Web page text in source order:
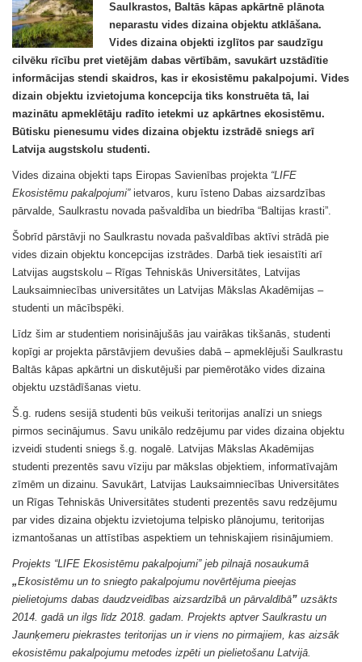
Saulkrastos, Baltās kāpas apkārtnē plānota
neparastu vides dizaina objektu atklāšana.
Vides dizaina objekti izglītos par saudzīgu
cilvēku rīcību pret vietējām dabas vērtībām, savukārt uzstādītie
informācijas stendi skaidros, kas ir ekosistēmu pakalpojumi. Vides
dizain objektu izvietojuma koncepcija tiks konstruēta tā, lai
mazinātu apmeklētāju radīto ietekmi uz apkārtnes ekosistēmu.
Būtisku pienesumu vides dizaina objektu izstrādē sniegs arī
Latvija augstskolu studenti.
Vides dizaina objekti taps Eiropas Savienības projekta “LIFE
Ekosistēmu pakalpojumi” ietvaros, kuru īsteno Dabas aizsardzības
pārvalde, Saulkrastu novada pašvaldība un biedrība “Baltijas krasti”.
Šobrīd pārstāvji no Saulkrastu novada pašvaldības aktīvi strādā pie
vides dizain objektu koncepcijas izstrādes. Darbā tiek iesaistīti arī
Latvijas augstskolu – Rīgas Tehniskās Universitātes, Latvijas
Lauksaimniecības universitātes un Latvijas Mākslas Akadēmijas –
studenti un mācībspēki.
Līdz šim ar studentiem norisinājušās jau vairākas tikšanās, studenti
kopīgi ar projekta pārstāvjiem devušies dabā – apmeklējuši Saulkrastu
Baltās kāpas apkārtni un diskutējuši par piemērotāko vides dizaina
objektu uzstādīšanas vietu.
Š.g. rudens sesijā studenti būs veikuši teritorijas analīzi un sniegs
pirmos secinājumus. Savu unikālo redzējumu par vides dizaina objektu
izveidi studenti sniegs š.g. nogalē. Latvijas Mākslas Akadēmijas
studenti prezentēs savu vīziju par mākslas objektiem, informatīvajām
zīmēm un dizainu. Savukārt, Latvijas Lauksaimniecības Universitātes
un Rīgas Tehniskās Universitātes studenti prezentēs savu redzējumu
par vides dizaina objektu izvietojuma telpisko plānojumu, teritorijas
izmantošanas un attīstības aspektiem un tehniskajiem risinājumiem.
Projekts “LIFE Ekosistēmu pakalpojumi” jeb pilnajā nosaukumā
„Ekosistēmu un to sniegto pakalpojumu novērtējuma pieejas
pielietojums dabas daudzveidības aizsardzībā un pārvaldībā” uzsākts
2014. gadā un ilgs līdz 2018. gadam. Projekts aptver Saulkrastu un
Jaunķemeru piekrastes teritorijas un ir viens no pirmajiem, kas aizsāk
ekosistēmu pakalpojumu metodes izpēti un pielietošanu Latvijā.